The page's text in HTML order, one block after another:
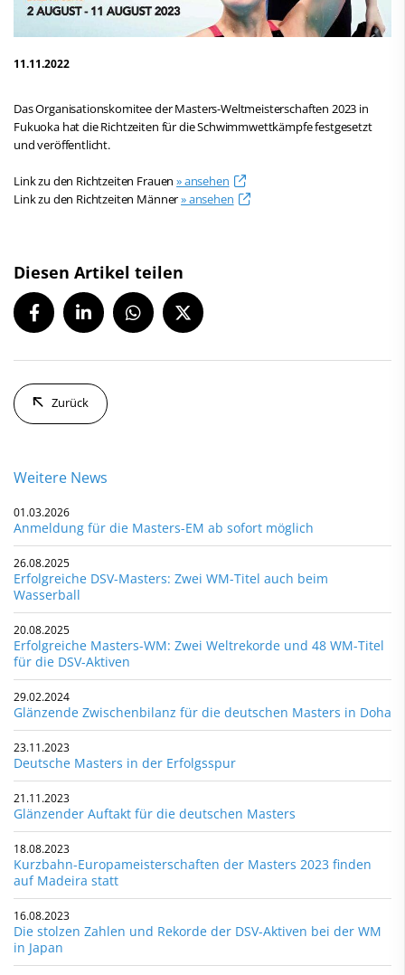
11.11.2022
Das Organisationskomitee der Masters-Weltmeisterschaften 2023 in
Fukuoka hat die Richtzeiten für die Schwimmwettkämpfe festgesetzt
und veröffentlicht.
Link zu den Richtzeiten Frauen» ansehen
Link zu den Richtzeiten Männer» ansehen
Diesen Artikel teilen
Zurück
Weitere News
01.03.2026
Anmeldung für die Masters-EM ab sofort möglich
26.08.2025
Erfolgreiche DSV-Masters: Zwei WM-Titel auch beim
Wasserball
20.08.2025
Erfolgreiche Masters-WM: Zwei Weltrekorde und 48 WM-Titel
für die DSV-Aktiven
29.02.2024
Glänzende Zwischenbilanz für die deutschen Masters in Doha
23.11.2023
Deutsche Masters in der Erfolgsspur
21.11.2023
Glänzender Auftakt für die deutschen Masters
18.08.2023
Kurzbahn-Europameisterschaften der Masters 2023 finden
auf Madeira statt
16.08.2023
Die stolzen Zahlen und Rekorde der DSV-Aktiven bei der WM
in Japan